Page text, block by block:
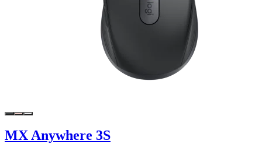
MX Anywhere 3S